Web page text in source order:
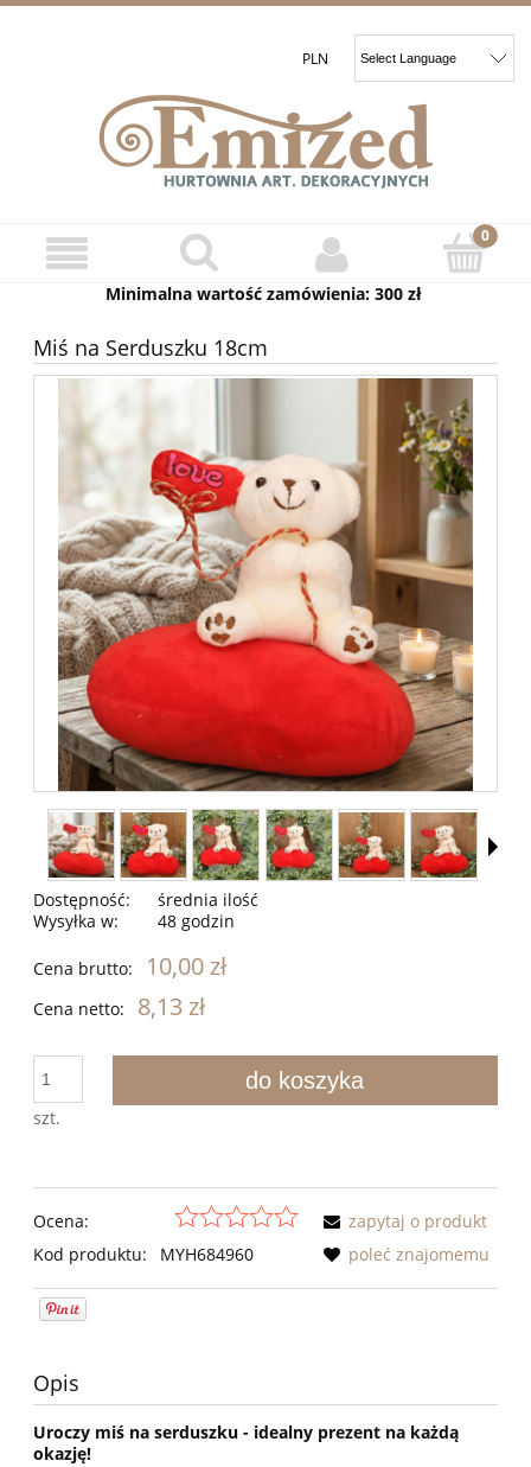
Minimalna wartość zamówienia: 300 zł
Miś na Serduszku 18cm
Dostępność:
średnia ilość
Wysyłka w:
48 godzin
Cena brutto: 10,00 zł
Cena netto: 8,13 zł
szt.
do koszyka
Ocena:
Kod produktu:
MYH684960
zapytaj o produkt
poleć znajomemu
Opis
Uroczy miś na serduszku - idealny prezent na każdą
okazję!